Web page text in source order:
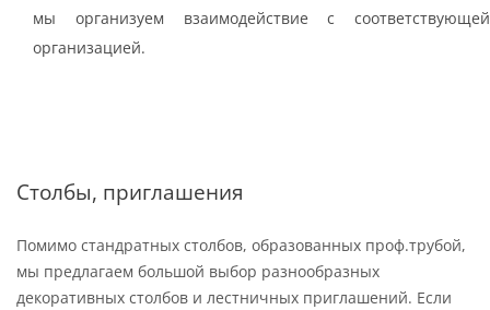
мы организуем взаимодействие с соответствующей
организацией.
Столбы, приглашения
Помимо стандратных столбов, образованных проф.трубой,
мы предлагаем большой выбор разнообразных
декоративных столбов и лестничных приглашений. Если